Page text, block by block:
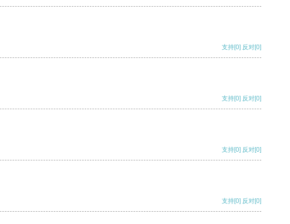
支持[0] 反对[0]
支持[0] 反对[0]
支持[0] 反对[0]
支持[0] 反对[0]